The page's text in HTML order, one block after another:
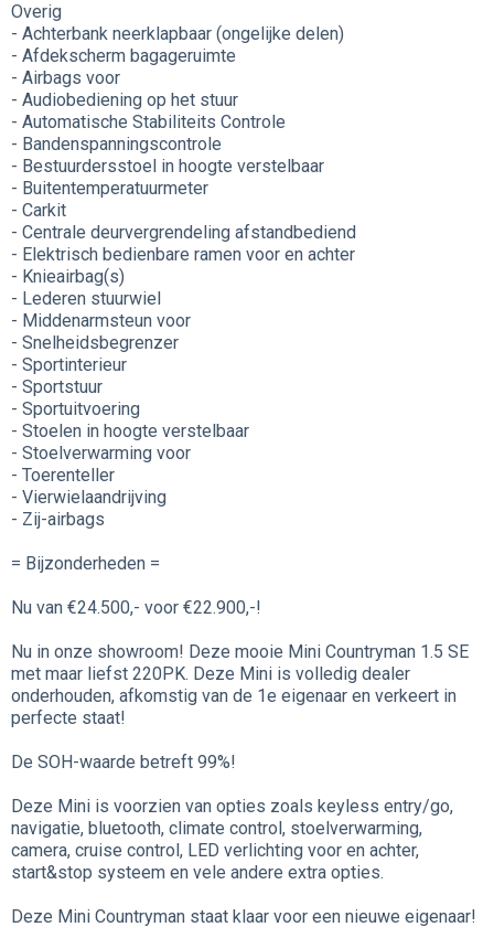
Overig
- Achterbank neerklapbaar (ongelijke delen)
- Afdekscherm bagageruimte
- Airbags voor
- Audiobediening op het stuur
- Automatische Stabiliteits Controle
- Bandenspanningscontrole
- Bestuurdersstoel in hoogte verstelbaar
- Buitentemperatuurmeter
- Carkit
- Centrale deurvergrendeling afstandbediend
- Elektrisch bedienbare ramen voor en achter
- Knieairbag(s)
- Lederen stuurwiel
- Middenarmsteun voor
- Snelheidsbegrenzer
- Sportinterieur
- Sportstuur
- Sportuitvoering
- Stoelen in hoogte verstelbaar
- Stoelverwarming voor
- Toerenteller
- Vierwielaandrijving
- Zij-airbags
= Bijzonderheden =
Nu van €24.500,- voor €22.900,-!
Nu in onze showroom! Deze mooie Mini Countryman 1.5 SE
met maar liefst 220PK. Deze Mini is volledig dealer
onderhouden, afkomstig van de 1e eigenaar en verkeert in
perfecte staat!
De SOH-waarde betreft 99%!
Deze Mini is voorzien van opties zoals keyless entry/go,
navigatie, bluetooth, climate control, stoelverwarming,
camera, cruise control, LED verlichting voor en achter,
start&stop systeem en vele andere extra opties.
Deze Mini Countryman staat klaar voor een nieuwe eigenaar!